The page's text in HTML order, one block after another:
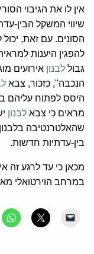
אין לו את הגיבוי
שיווי המשקל הבין-
הסונים. עם זאת,
להפגין היענות
גבול לבנון אירועים
הנכבה", כזכור, צבא
היסס לפתוח עליהם
מראים כי צבא לבנון
שהאלטרנטיבה
בין-עדתיות חדשות.
מכאן כי עד לרגע זה
במרחב הוירטואלי